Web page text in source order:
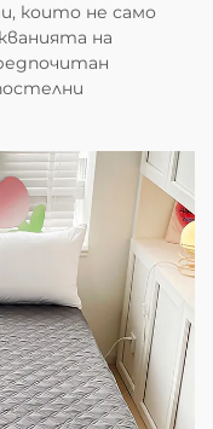
които не само
на